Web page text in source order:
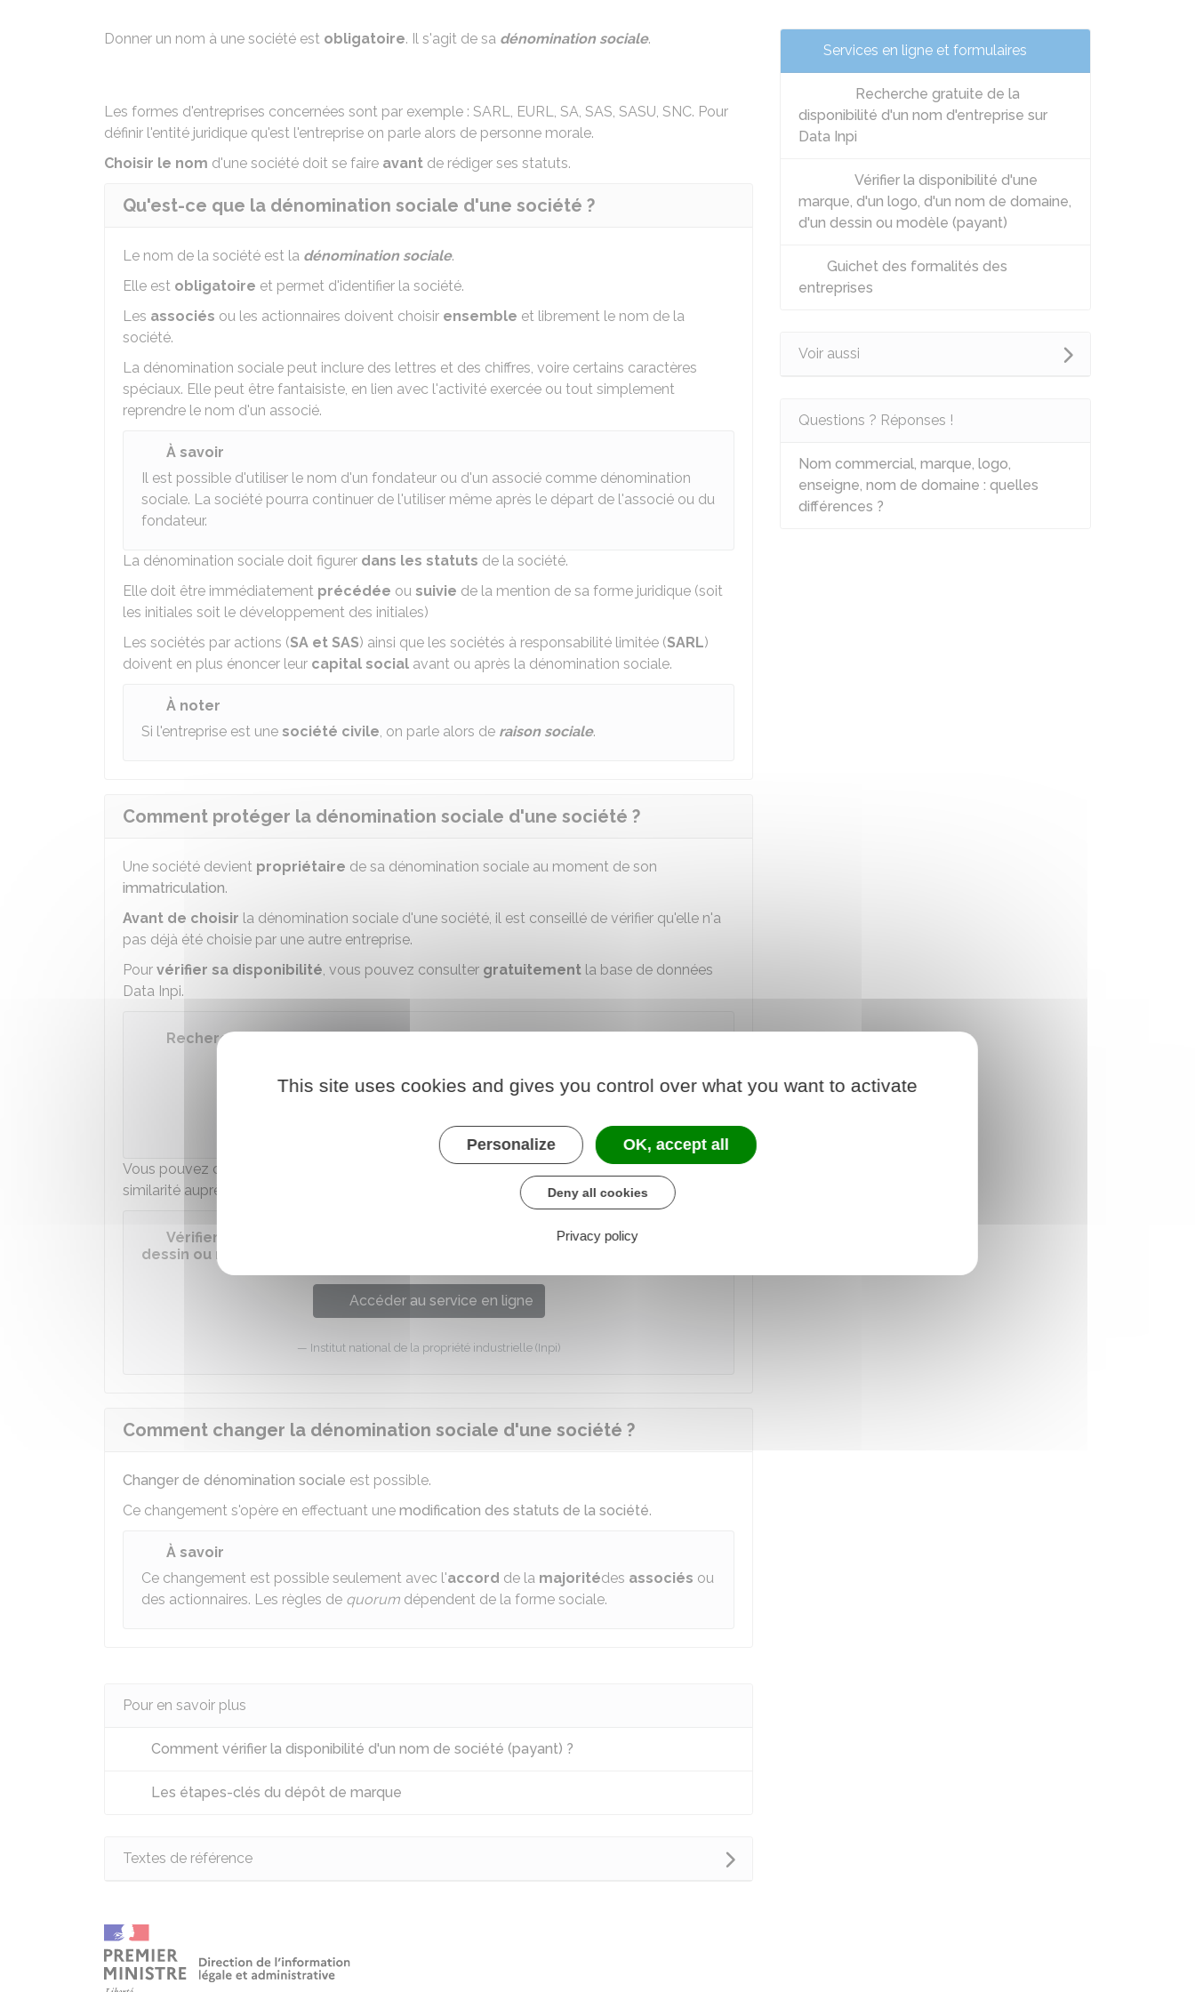
Donner un nom à une société est obligatoire. Il s'agit de sa dénomination sociale.
Les formes d'entreprises concernées sont par exemple : SARL, EURL, SA, SAS, SASU, SNC. Pour
définir l'entité juridique qu'est l'entreprise on parle alors de personne morale.
Choisir le nom d'une société doit se faire avant de rédiger ses statuts.
Qu'est-ce que la dénomination sociale d'une société ?
Le nom de la société est la dénomination sociale.
Elle est obligatoire et permet d'identifier la société.
Les associés ou les actionnaires doivent choisir ensemble et librement le nom de la
société.
La dénomination sociale peut inclure des lettres et des chiffres, voire certains caractères
spéciaux. Elle peut être fantaisiste, en lien avec l'activité exercée ou tout simplement
reprendre le nom d'un associé.
À savoir
Il est possible d'utiliser le nom d'un fondateur ou d'un associé comme dénomination
sociale. La société pourra continuer de l'utiliser même après le départ de l'associé ou du
fondateur.
La dénomination sociale doit figurer dans les statuts de la société.
Elle doit être immédiatement précédée ou suivie de la mention de sa forme juridique (soit
les initiales soit le développement des initiales)
Les sociétés par actions (SA et SAS) ainsi que les sociétés à responsabilité limitée (SARL)
doivent en plus énoncer leur capital social avant ou après la dénomination sociale.
À noter
Si l'entreprise est une société civile, on parle alors de raison sociale.
Comment protéger la dénomination sociale d'une société ?
Une société devient propriétaire de sa dénomination sociale au moment de son
immatriculation.
Avant de choisir la dénomination sociale d'une société, il est conseillé de vérifier qu'elle n'a
pas déjà été choisie par une autre entreprise.
Pour vérifier sa disponibilité, vous pouvez consulter gratuitement la base de données
Data Inpi.
Recherche gratuite de la disponibilité d'un nom d'entreprise sur Data Inpi
Accéder au service en ligne
Institut national de la propriété industrielle (Inpi)
Vous pouvez compléter cette recherche par une requête (payante) plus approfondie de
similarité auprès de l'Inpi.
Vérifier la disponibilité d'une marque, d'un logo, d'un nom de domaine, d'un
dessin ou modèle (payant)
Accéder au service en ligne
Institut national de la propriété industrielle (Inpi)
Comment changer la dénomination sociale d'une société ?
Changer de dénomination sociale est possible.
Ce changement s'opère en effectuant une modification des statuts de la société.
À savoir
Ce changement est possible seulement avec l'accord de la majoritédes associés ou
des actionnaires. Les règles de quorum dépendent de la forme sociale.
Pour en savoir plus
Comment vérifier la disponibilité d'un nom de société (payant) ?
Les étapes-clés du dépôt de marque
Textes de référence
Services en ligne et formulaires
Recherche gratuite de la
disponibilité d'un nom d'entreprise sur
Data Inpi
Vérifier la disponibilité d'une
marque, d'un logo, d'un nom de domaine,
d'un dessin ou modèle (payant)
Guichet des formalités des
entreprises
Voir aussi
Questions ? Réponses !
Nom commercial, marque, logo,
enseigne, nom de domaine : quelles
différences ?
This site uses cookies and gives you control over what you want to activate
Personalize OK, accept all
Deny all cookies
Privacy policy